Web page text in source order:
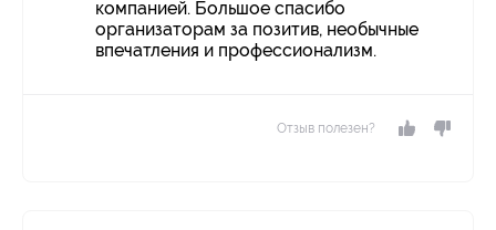
компанией. Большое спасибо
организаторам за позитив, необычные
впечатления и профессионализм.
Отзыв полезен?